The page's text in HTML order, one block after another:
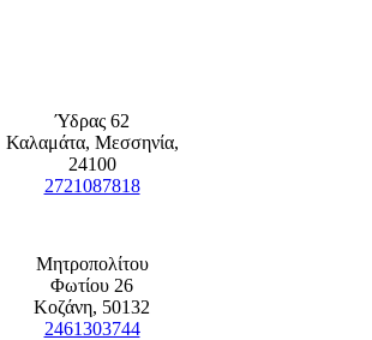
Ύδρας 62
Καλαμάτα, Μεσσηνία,
24100
2721087818
Μητροπολίτου
Φωτίου 26
Κοζάνη, 50132
2461303744